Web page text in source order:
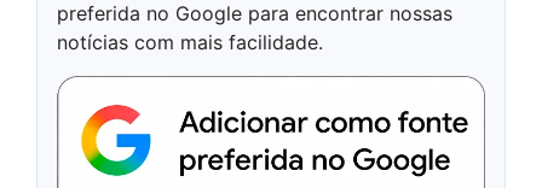
preferida no Google para encontrar nossas
notícias com mais facilidade.